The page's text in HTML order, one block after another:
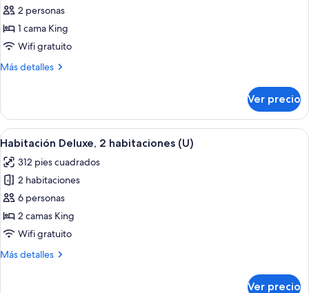
de
Suite
junior
2 personas
1 cama King
Wifi gratuito
Más detalles
Más
junior
(L)
Ver precio
Abrir
todas
las
fotos
de
Habitación
Deluxe,
habitaciones
Habitación de hotel con una cama
5
Habitación Deluxe, 2 habitaciones (U)
312 pies cuadrados
2 habitaciones
6 personas
2 camas King
Wifi gratuito
Más detalles
Más
Ver precio